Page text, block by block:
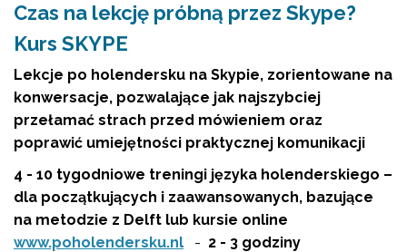
Czas na lekcję próbną przez Skype?
Kurs SKYPE
Lekcje po holendersku na Skypie, zorientowane na
konwersacje, pozwalające jak najszybciej
przełamać strach przed mówieniem oraz
poprawić umiejętności praktycznej komunikacji
4 - 10 tygodniowe treningi języka holenderskiego –
dla początkujących i zaawansowanych, bazujące
na metodzie z Delft lub kursie online
www.poholendersku.nl - 2 - 3 godziny